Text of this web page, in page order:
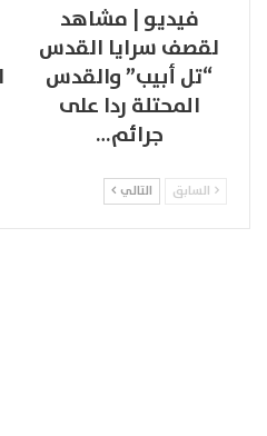
فيديو | مشاهد
لقصف سرايا القدس
“تل أبيب” والقدس
المحتلة ردا على
جرائم…
السابق التالي